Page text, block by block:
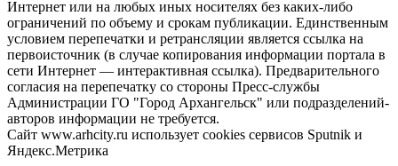
Интернет или на любых иных носителях без каких-либо
ограничений по объему и срокам публикации. Единственным
условием перепечатки и ретрансляции является ссылка на
первоисточник (в случае копирования информации портала в
сети Интернет — интерактивная ссылка). Предварительного
согласия на перепечатку со стороны Пресс-службы
Администрации ГО "Город Архангельск" или подразделений-
авторов информации не требуется.
Сайт www.arhcity.ru использует cookies сервисов Sputnik и
Яндекс.Метрика